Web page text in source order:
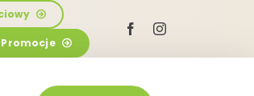
Promocje